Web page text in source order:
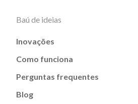
Baú de ideias
Inovações
Como funciona
Perguntas frequentes
Blog